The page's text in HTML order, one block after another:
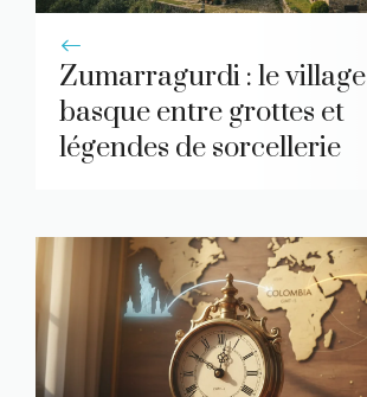
Zumarragurdi : le village
basque entre grottes et
légendes de sorcellerie